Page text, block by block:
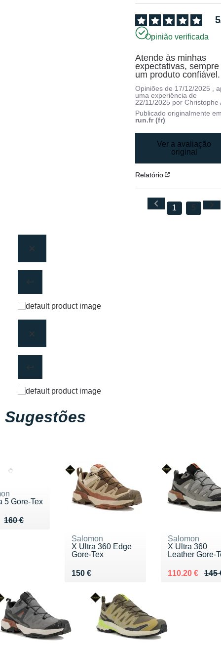
5
Opinião verificada
Atende às minhas
expectativas, sempre
um produto confiável.
Opiniões de 17/12/2025 ,
uma experiência de
22/11/2025 porChristophe
Publicado originalmente
run.fr (fr)
Ver a avaliação
original
Relatório
1 5
Sugestões
5 Gore-Tex
160 €
de 160 €
128 €
Salomon
X Ultra 360 Edge
Gore-Tex
150 €
Vendu 150 €
Salomon
X Ultra 360
Leather Gore-
145
Au lieu de
110.20 €
Vendu 110.20